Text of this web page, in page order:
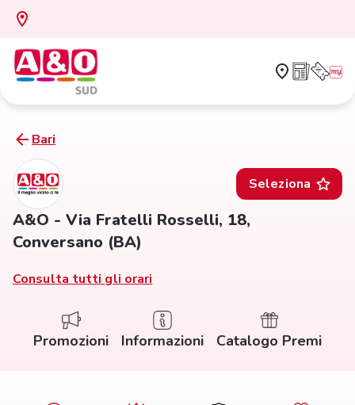
Bari
Seleziona
A&O - Via Fratelli Rosselli, 18,
Conversano (BA)
Consulta tutti gli orari
Promozioni Informazioni Catalogo Premi